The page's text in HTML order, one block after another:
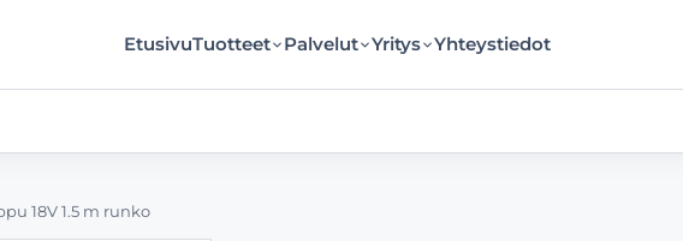
EtusivuTuotteet Palvelut Yritys Yhteystiedot
18V 1.5 m runko